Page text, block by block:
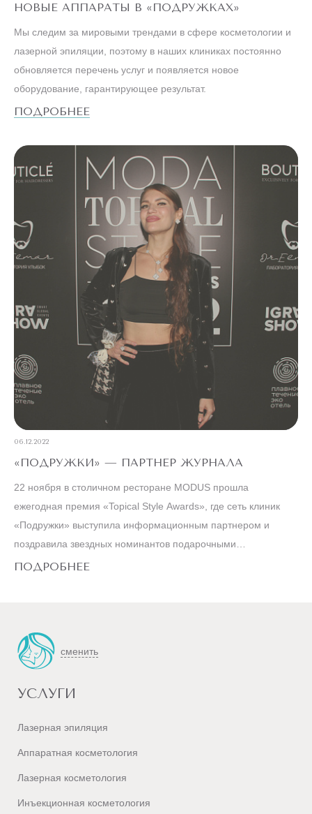
НОВЫЕ АППАРАТЫ В «ПОДРУЖКАХ»
Мы следим за мировыми трендами в сфере косметологии и
лазерной эпиляции, поэтому в наших клиниках постоянно
обновляется перечень услуг и появляется новое
оборудование, гарантирующее результат.
ПОДРОБНЕЕ
06.12.2022
«ПОДРУЖКИ» — ПАРТНЕР ЖУРНАЛА
22 ноября в столичном ресторане MODUS прошла
ежегодная премия «Topical Style Awards», где сеть клиник
«Подружки» выступила информационным партнером и
поздравила звездных номинантов подарочными
сертификатами на наши услуги.
ПОДРОБНЕЕ
сменить
УСЛУГИ
Лазерная эпиляция
Аппаратная косметология
Лазерная косметология
Инъекционная косметология